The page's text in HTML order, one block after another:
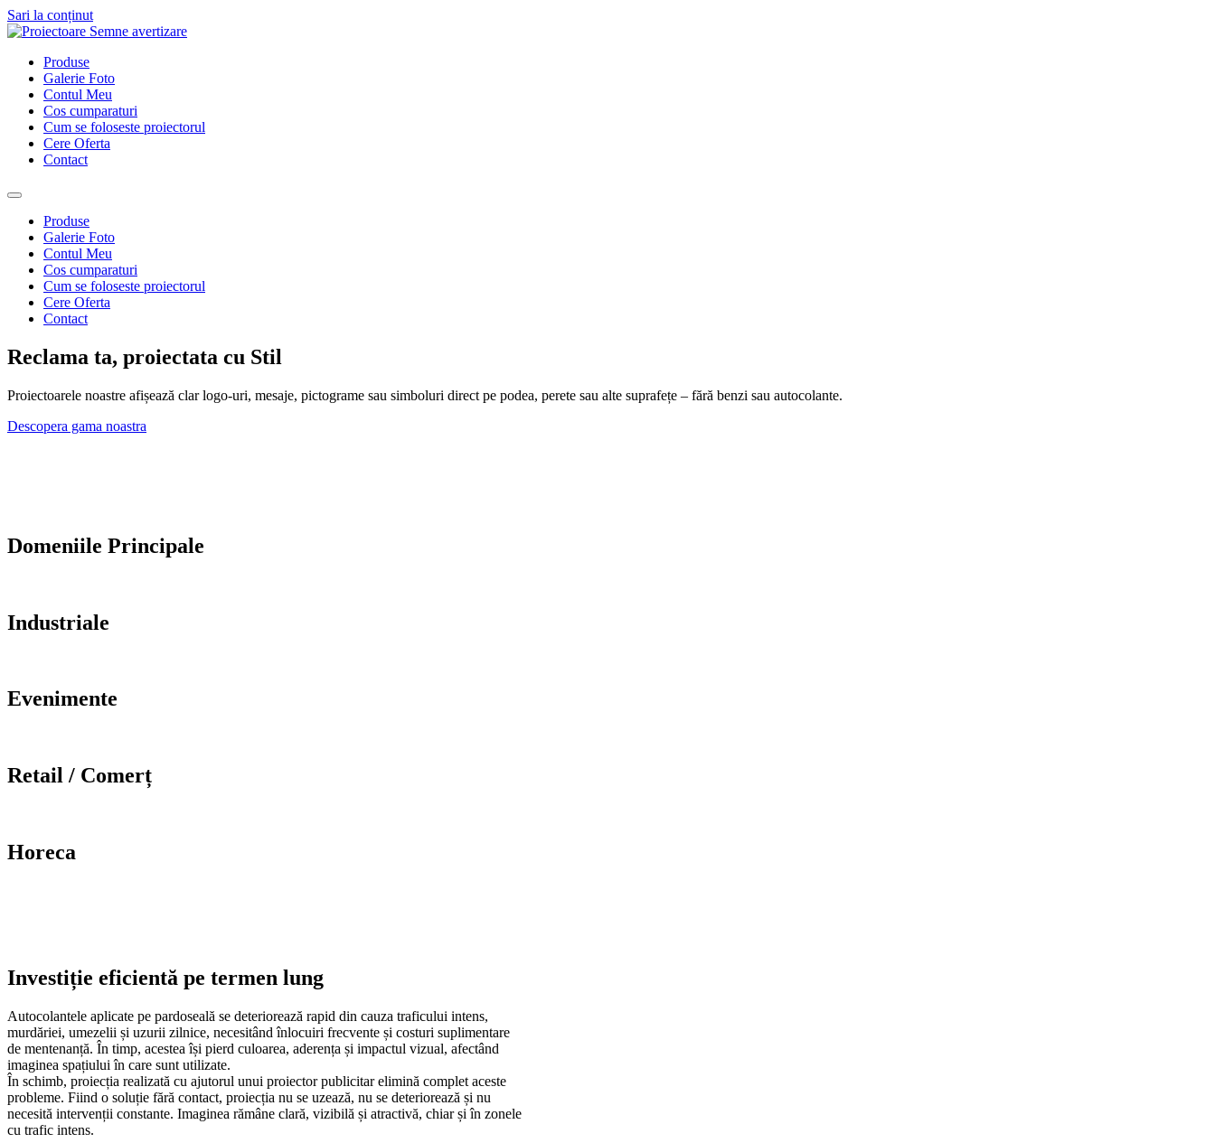
Sari la conținut
Produse
Galerie Foto
Contul Meu
Cos cumparaturi
Cum se foloseste proiectorul
Cere Oferta
Contact
Produse
Galerie Foto
Contul Meu
Cos cumparaturi
Cum se foloseste proiectorul
Cere Oferta
Contact
Reclama ta, proiectata cu Stil
Proiectoarele noastre afișează clar logo-uri, mesaje, pictograme sau simboluri direct pe podea, perete sau alte suprafețe – fără benzi sau autocolante.
Descopera gama noastra
Domeniile Principale
Industriale
Evenimente
Retail / Comerț
Horeca
Investiție eficientă pe termen lung
Autocolantele aplicate pe pardoseală se deteriorează rapid din cauza traficului intens,
murdăriei, umezelii și uzurii zilnice, necesitând înlocuiri frecvente și costuri suplimentare
de mentenanță. În timp, acestea își pierd culoarea, aderența și impactul vizual, afectând
imaginea spațiului în care sunt utilizate.
În schimb, proiecția realizată cu ajutorul unui proiector publicitar elimină complet aceste
probleme. Fiind o soluție fără contact, proiecția nu se uzează, nu se deteriorează și nu
necesită intervenții constante. Imaginea rămâne clară, vizibilă și atractivă, chiar și în zonele
cu trafic intens.